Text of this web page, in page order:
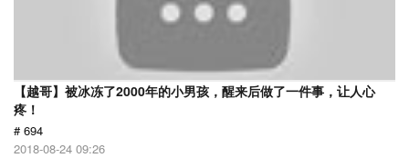
【越哥】被冰冻了2000年的小男孩，醒来后做了一件事，让人心
疼！
# 694
2018-08-24 09:26